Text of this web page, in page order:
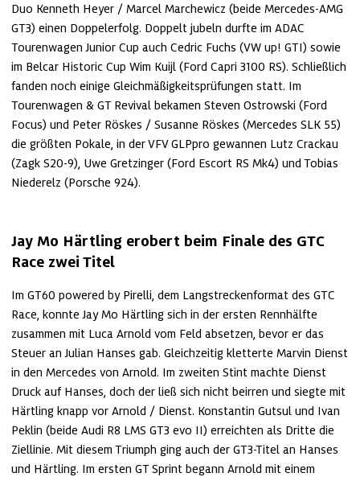
Duo Kenneth Heyer / Marcel Marchewicz (beide Mercedes-AMG
GT3) einen Doppelerfolg. Doppelt jubeln durfte im ADAC
Tourenwagen Junior Cup auch Cedric Fuchs (VW up! GTI) sowie
im Belcar Historic Cup Wim Kuijl (Ford Capri 3100 RS). Schließlich
fanden noch einige Gleichmäßigkeitsprüfungen statt. Im
Tourenwagen & GT Revival bekamen Steven Ostrowski (Ford
Focus) und Peter Röskes / Susanne Röskes (Mercedes SLK 55)
die größten Pokale, in der VFV GLPpro gewannen Lutz Crackau
(Zagk S20-9), Uwe Gretzinger (Ford Escort RS Mk4) und Tobias
Niederelz (Porsche 924).
Jay Mo Härtling erobert beim Finale des GTC
Race zwei Titel
Im GT60 powered by Pirelli, dem Langstreckenformat des GTC
Race, konnte Jay Mo Härtling sich in der ersten Rennhälfte
zusammen mit Luca Arnold vom Feld absetzen, bevor er das
Steuer an Julian Hanses gab. Gleichzeitig kletterte Marvin Dienst
in den Mercedes von Arnold. Im zweiten Stint machte Dienst
Druck auf Hanses, doch der ließ sich nicht beirren und siegte mit
Härtling knapp vor Arnold / Dienst. Konstantin Gutsul und Ivan
Peklin (beide Audi R8 LMS GT3 evo II) erreichten als Dritte die
Ziellinie. Mit diesem Triumph ging auch der GT3-Titel an Hanses
und Härtling. Im ersten GT Sprint begann Arnold mit einem